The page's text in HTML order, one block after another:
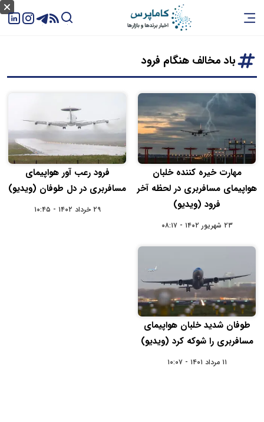
باد مخالف هنگام فرود
مهارت خیره کننده خلبان
هواپیمای مسافربری در لحظه آخر
فرود (ویدیو)
۲۳ شهریور ۱۴۰۲ - ۰۸:۱۷
فرود رعب آور هواپیمای
مسافربری در دل طوفان (ویدیو)
۲۹ خرداد ۱۴۰۲ - ۱۰:۴۵
طوفان شدید خلبان هواپیمای
مسافربری را شوکه کرد (ویدیو)
۱۱ مرداد ۱۴۰۱ - ۱۰:۰۷